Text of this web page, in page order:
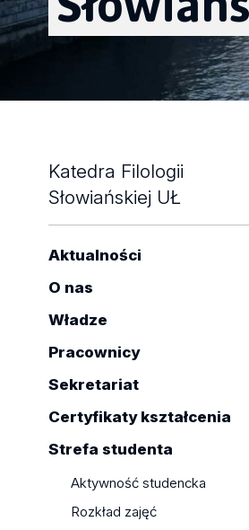
Katedra Filologii
Słowiańskiej UŁ
Aktualności
O nas
Władze
Pracownicy
Sekretariat
Certyfikaty kształcenia
Strefa studenta
Aktywność studencka
Rozkład zajęć